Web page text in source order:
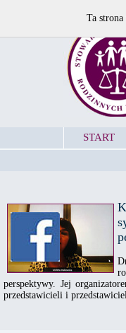
START
perspektywy. Jej
przedstawicieli i
Ta